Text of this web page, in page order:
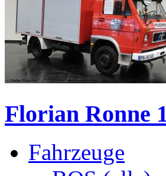
Florian Ronne
Fahrzeuge